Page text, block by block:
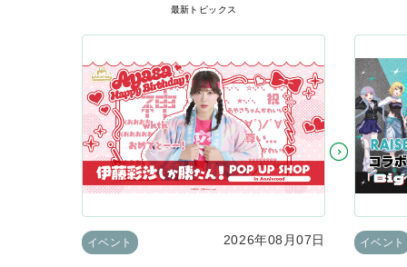
最新トピックス
イベント 2026年08月07日 イベント